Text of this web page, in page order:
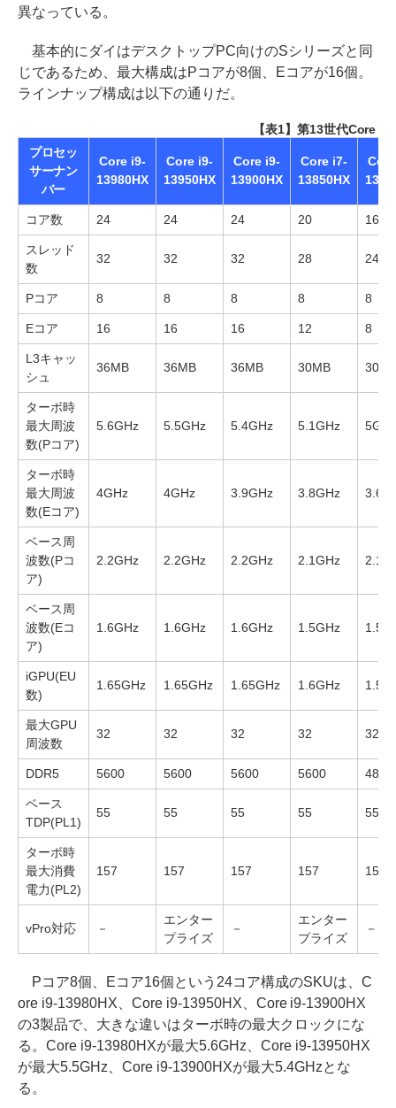
異なっている。
基本的にダイはデスクトップPC向けのSシリーズと同
じであるため、最大構成はPコアが8個、Eコアが16個。
ラインナップ構成は以下の通りだ。
【表1】第13世代Core
プロセッ
サーナン
バー
Core i9-
13980HX
Core i9-
13950HX
Core i9-
13900HX
Core i7-
13850HX
コア数 24 24 24 20 16
スレッド
数
32 32 32 28 24
Pコア 8 8 8 8 8
Eコア 16 16 16 12 8
L3キャッ
シュ
36MB 36MB 36MB 30MB
ターボ時
最大周波
数(Pコア)
5.6GHz 5.5GHz 5.4GHz 5.1GHz 5GHz
ターボ時
最大周波
数(Eコア)
4GHz 4GHz 3.9GHz 3.8GHz
ベース周
波数(Pコ
ア)
2.2GHz 2.2GHz 2.2GHz 2.1GHz
ベース周
波数(Eコ
ア)
1.6GHz 1.6GHz 1.6GHz 1.5GHz
iGPU(EU
数)
1.65GHz 1.65GHz 1.65GHz 1.6GHz
最大GPU
周波数
32 32 32 32 32
DDR5 5600 5600 5600 5600 4800
ベース
TDP(PL1)
55 55 55 55 55
ターボ時
最大消費
電力(PL2)
157 157 157 157 157
vPro対応 －
エンター
プライズ
－
エンター
プライズ
－
Pコア8個、Eコア16個という24コア構成のSKUは、C
ore i9-13980HX、Core i9-13950HX、Core i9-13900HX
の3製品で、大きな違いはターボ時の最大クロックにな
る。Core i9-13980HXが最大5.6GHz、Core i9-13950HX
が最大5.5GHz、Core i9-13900HXが最大5.4GHzとな
る。